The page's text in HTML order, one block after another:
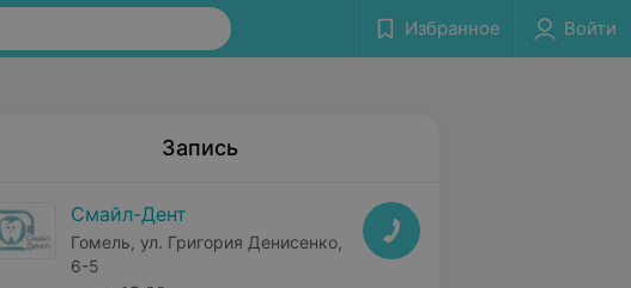
Избранное Войти
Запись
Смайл-Дент
Гомель, ул. Григория Денисенко,
6-5